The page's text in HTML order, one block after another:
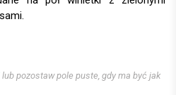
lub pozostaw pole puste, gdy ma być jak